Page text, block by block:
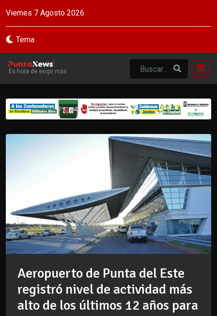
Viernes 7 Agosto 2026
Tema
Es hora de exigir más
Aeropuerto de Punta del Este
registró nivel de actividad más
alto de los últimos 12 años para